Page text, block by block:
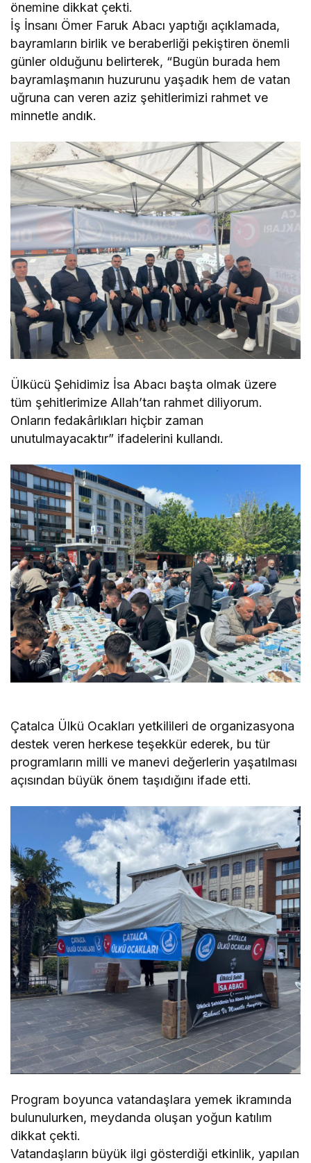
önemine dikkat çekti.
İş İnsanı Ömer Faruk Abacı yaptığı açıklamada,
bayramların birlik ve beraberliği pekiştiren önemli
günler olduğunu belirterek, “Bugün burada hem
bayramlaşmanın huzurunu yaşadık hem de vatan
uğruna can veren aziz şehitlerimizi rahmet ve
minnetle andık.
Ülkücü Şehidimiz İsa Abacı başta olmak üzere
tüm şehitlerimize Allah’tan rahmet diliyorum.
Onların fedakârlıkları hiçbir zaman
unutulmayacaktır” ifadelerini kullandı.
Çatalca Ülkü Ocakları yetkilileri de organizasyona
destek veren herkese teşekkür ederek, bu tür
programların milli ve manevi değerlerin yaşatılması
açısından büyük önem taşıdığını ifade etti.
Program boyunca vatandaşlara yemek ikramında
bulunulurken, meydanda oluşan yoğun katılım
dikkat çekti.
Vatandaşların büyük ilgi gösterdiği etkinlik, yapılan